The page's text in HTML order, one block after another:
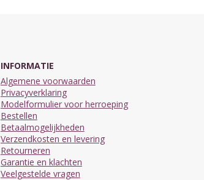
INFORMATIE
Algemene voorwaarden
Privacyverklaring
Modelformulier voor herroeping
Bestellen
Betaalmogelijkheden
Verzendkosten en levering
Retourneren
Garantie en klachten
Veelgestelde vragen